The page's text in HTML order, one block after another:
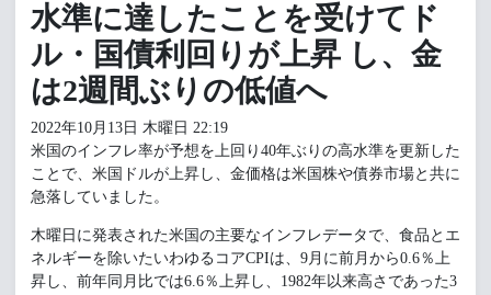
水準に達したことを受けてド
ル・国債利回りが上昇 し、金
は2週間ぶりの低値へ
2022年10月13日 木曜日 22:19
米国のインフレ率が予想を上回り40年ぶりの高水準を更新した
ことで、米国ドルが上昇し、金価格は米国株や債券市場と共に
急落していました。
木曜日に発表された米国の主要なインフレデータで、食品とエ
ネルギーを除いたいわゆるコアCPIは、9月に前月から0.6％上
昇し、前年同月比では6.6％上昇し、1982年以来高さであった3